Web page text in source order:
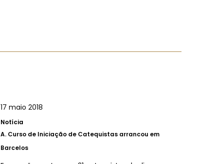
17 maio 2018
Notícia
A. Curso de Iniciação de Catequistas arrancou em
Barcelos